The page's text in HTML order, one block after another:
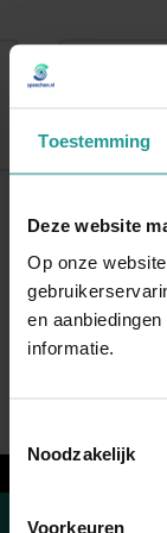
Toestemming
Deze website
Op onze
en
informatie.
Noodzakelijk
Voorkeuren
“Of je nu een